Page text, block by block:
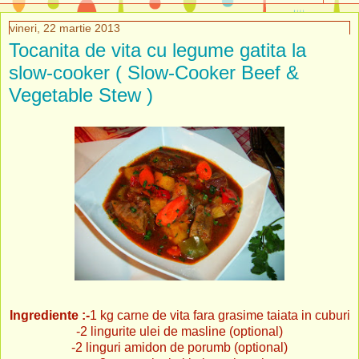
vineri, 22 martie 2013
Tocanita de vita cu legume gatita la
slow-cooker ( Slow-Cooker Beef &
Vegetable Stew )
Ingrediente :-1 kg carne de vita fara grasime taiata in cuburi
-2 lingurite ulei de masline (optional)
-2 linguri amidon de porumb (optional)